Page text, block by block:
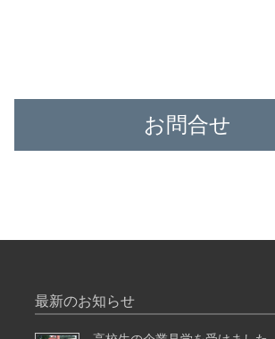
お問合せ
最新のお知らせ